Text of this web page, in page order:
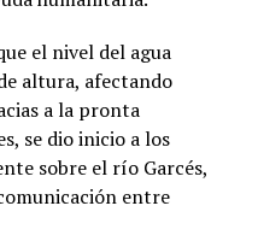
el nivel del agua
altura, afectando
a la pronta
se dio inicio a los
sobre el río Garcés,
entre